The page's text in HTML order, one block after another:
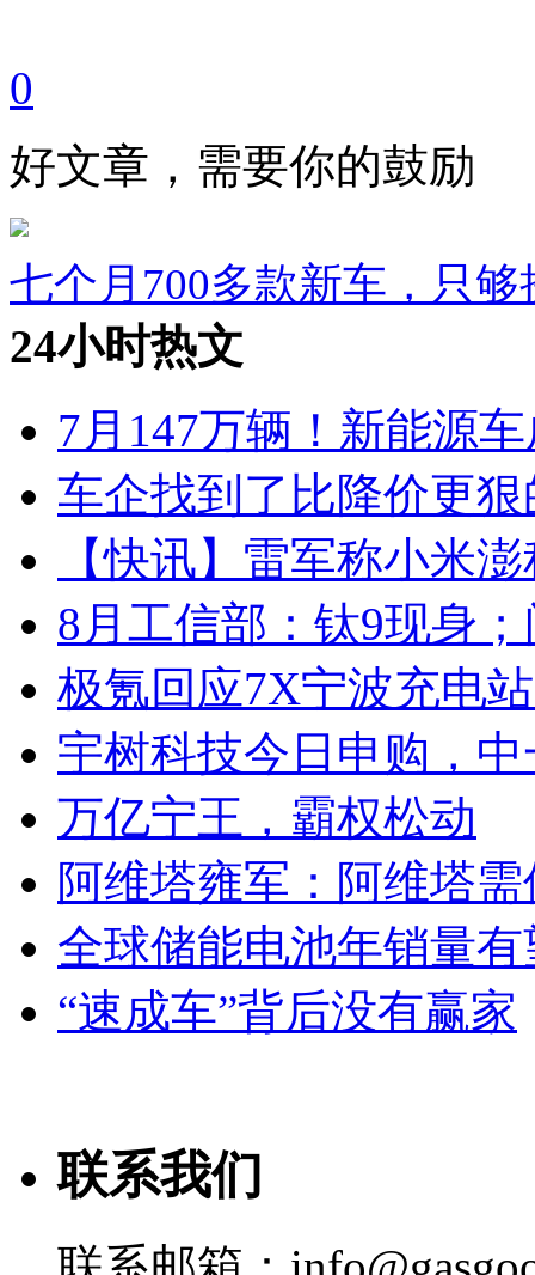
0
好文章，需要你的鼓励
七个月700多款新车，只
24小时热文
7月147万辆！新能源
车企找到了比降价更
【快讯】雷军称小米
8月工信部：钛9现身
极氪回应7X宁波充电
宇树科技今日申购，
万亿宁王，霸权松动
阿维塔雍军：阿维塔
全球储能电池年销量
“速成车”背后没有赢家
联系我们